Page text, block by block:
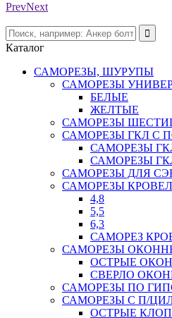
PrevNext
Каталог
САМОРЕЗЫ, ШУРУПЫ
САМОРЕЗЫ
БЕЛЫЕ
ЖЕЛТЫЕ
САМОРЕЗЫ
САМОРЕЗЫ ГКЛ С
САМОРЕЗЫ
САМОРЕЗЫ
САМОРЕЗЫ ДЛЯ
САМОРЕЗЫ
4,8
5,5
6,3
САМОРЕЗ
САМОРЕЗЫ
ОСТРЫЕ
СВЕРЛО
САМОРЕЗЫ ПО
САМОРЕЗЫ С П/
ОСТРЫЕ